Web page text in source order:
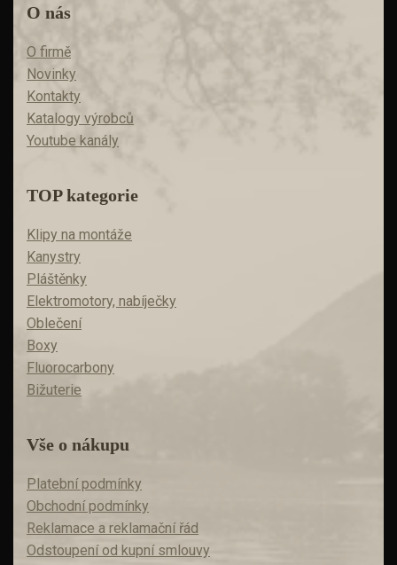
O nás
O firmě
Novinky
Kontakty
Katalogy výrobců
Youtube kanály
TOP kategorie
Klipy na montáže
Kanystry
Pláštěnky
Elektromotory, nabíječky
Oblečení
Boxy
Fluorocarbony
Bižuterie
Vše o nákupu
Platební podmínky
Obchodní podmínky
Reklamace a reklamační řád
Odstoupení od kupní smlouvy